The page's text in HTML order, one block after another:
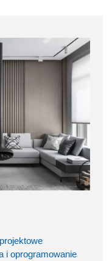
i oprogramowanie